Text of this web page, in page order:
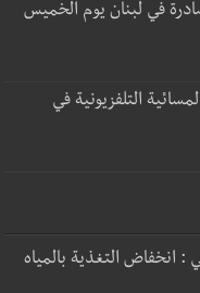
في لبنان يوم الخميس
التلفزيونية في
: انخفاض التغذية بالمياه